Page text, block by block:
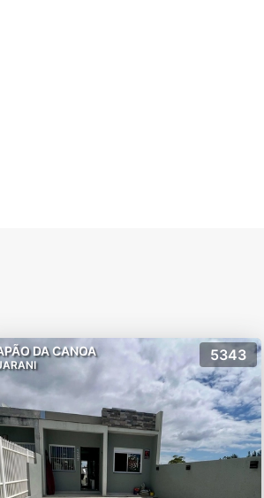
DA CANOA 5343